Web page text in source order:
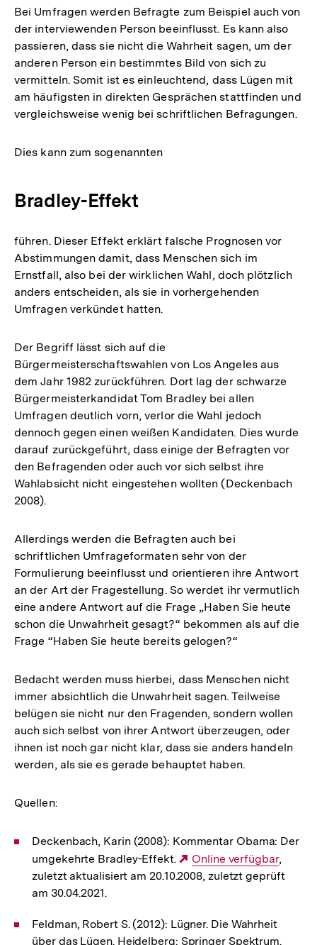
Bei Umfragen werden Befragte zum Beispiel auch von
der interviewenden Person beeinflusst. Es kann also
passieren, dass sie nicht die Wahrheit sagen, um der
anderen Person ein bestimmtes Bild von sich zu
vermitteln. Somit ist es einleuchtend, dass Lügen mit
am häufigsten in direkten Gesprächen stattfinden und
vergleichsweise wenig bei schriftlichen Befragungen.
Dies kann zum sogenannten
Bradley-Effekt
führen. Dieser Effekt erklärt falsche Prognosen vor
Abstimmungen damit, dass Menschen sich im
Ernstfall, also bei der wirklichen Wahl, doch plötzlich
anders entscheiden, als sie in vorhergehenden
Umfragen verkündet hatten.
Der Begriff lässt sich auf die
Bürgermeisterschaftswahlen von Los Angeles aus
dem Jahr 1982 zurückführen. Dort lag der schwarze
Bürgermeisterkandidat Tom Bradley bei allen
Umfragen deutlich vorn, verlor die Wahl jedoch
dennoch gegen einen weißen Kandidaten. Dies wurde
darauf zurückgeführt, dass einige der Befragten vor
den Befragenden oder auch vor sich selbst ihre
Wahlabsicht nicht eingestehen wollten (Deckenbach
2008).
Allerdings werden die Befragten auch bei
schriftlichen Umfrageformaten sehr von der
Formulierung beeinflusst und orientieren ihre Antwort
an der Art der Fragestellung. So werdet ihr vermutlich
eine andere Antwort auf die Frage „Haben Sie heute
schon die Unwahrheit gesagt?“ bekommen als auf die
Frage “Haben Sie heute bereits gelogen?“
Bedacht werden muss hierbei, dass Menschen nicht
immer absichtlich die Unwahrheit sagen. Teilweise
belügen sie nicht nur den Fragenden, sondern wollen
auch sich selbst von ihrer Antwort überzeugen, oder
ihnen ist noch gar nicht klar, dass sie anders handeln
werden, als sie es gerade behauptet haben.
Quellen:
Deckenbach, Karin (2008): Kommentar Obama: Der
umgekehrte Bradley-Effekt.
Externer
Link:
Online verfügbar,
zuletzt aktualisiert am 20.10.2008, zuletzt geprüft
am 30.04.2021.
Feldman, Robert S. (2012): Lügner. Die Wahrheit
über das Lügen. Heidelberg: Springer Spektrum.